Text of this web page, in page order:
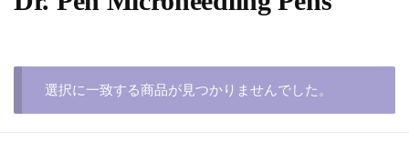
選択に一致する商品が見つかりませんでした。